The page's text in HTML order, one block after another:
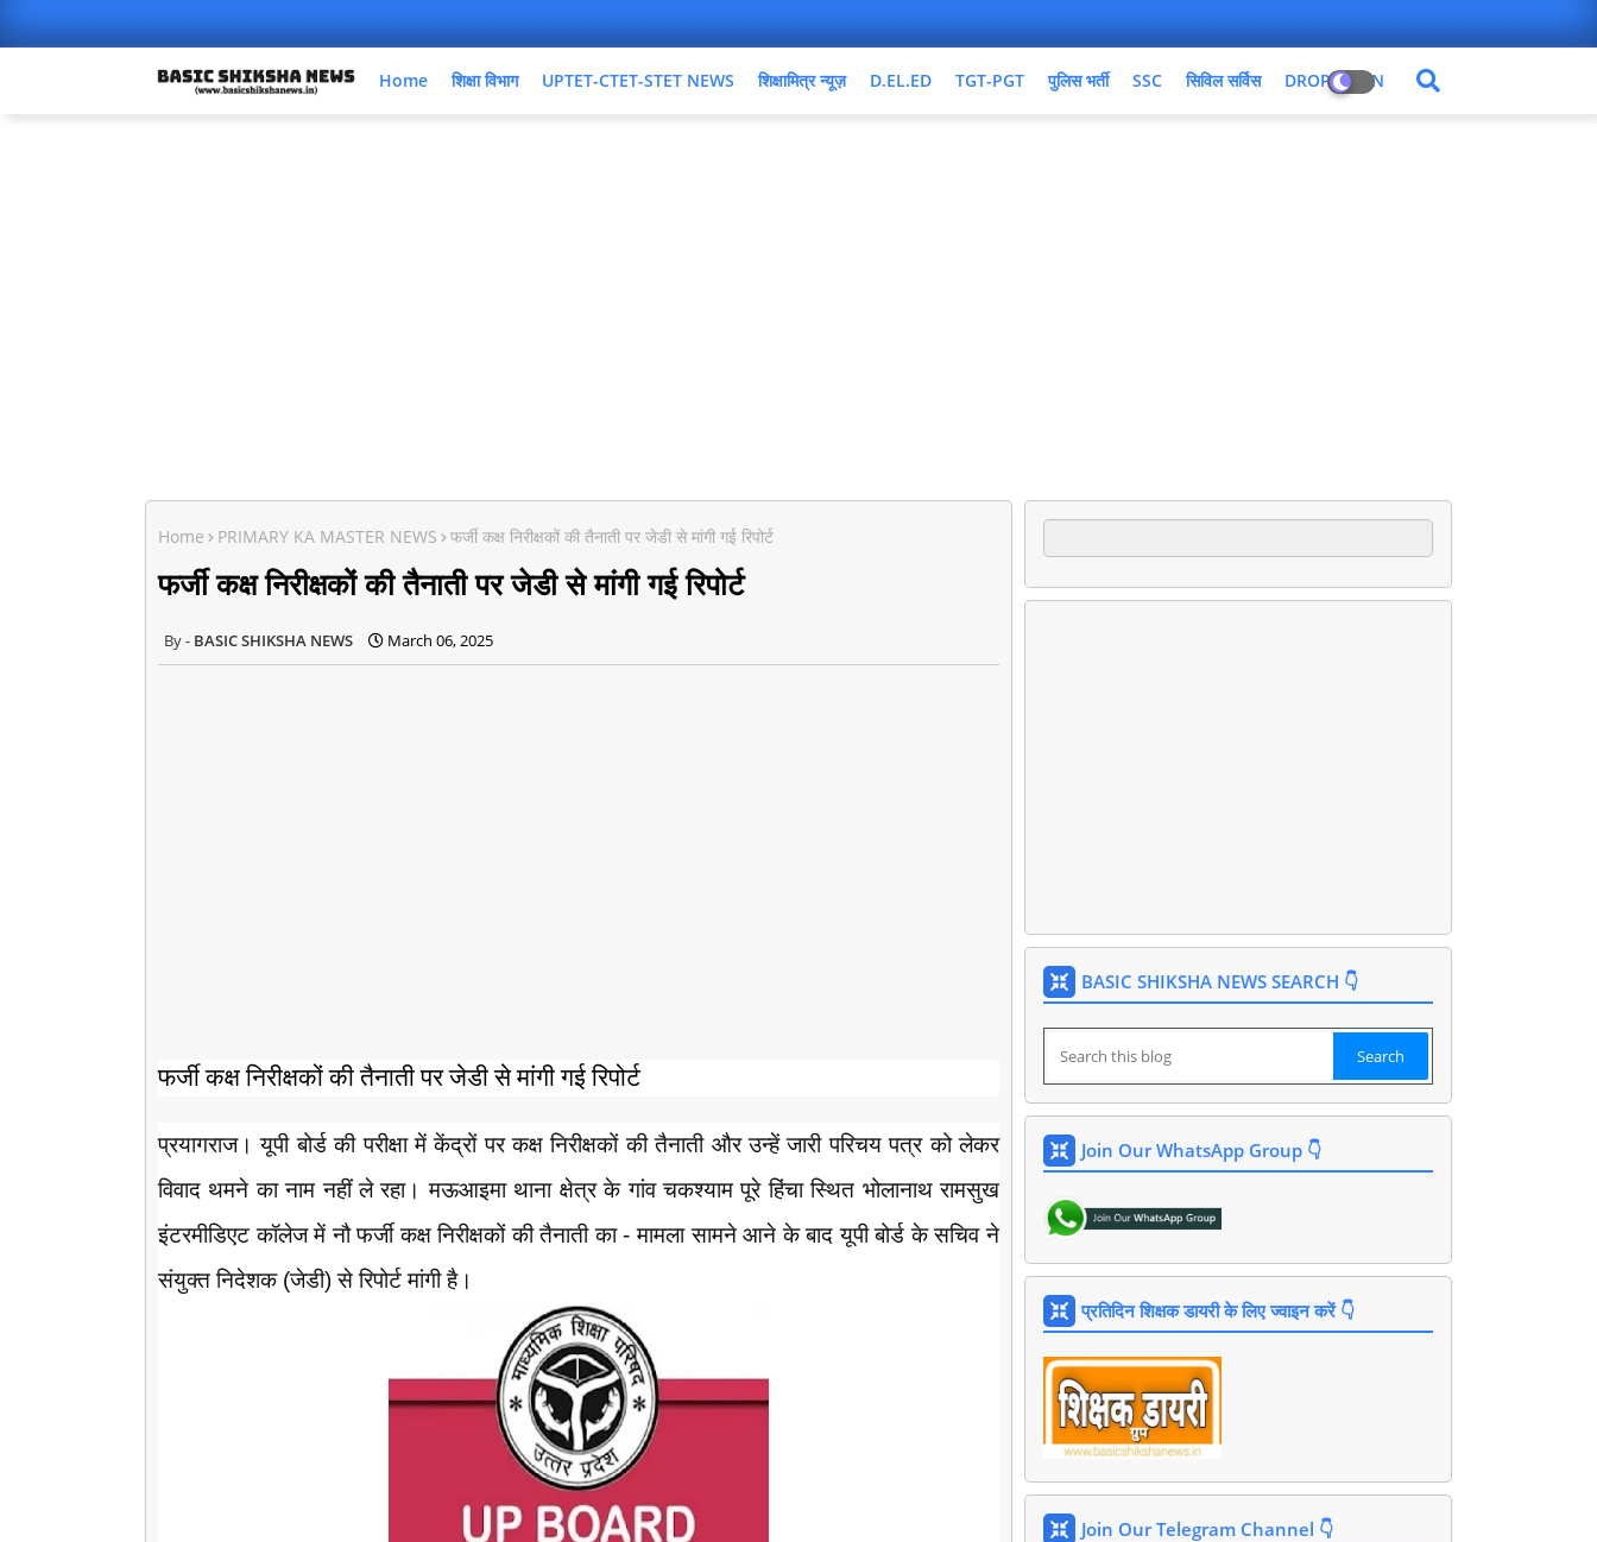
Home शिक्षा विभाग UPTET-CTET-STET NEWS शिक्षामित्र न्यूज़ D.EL.ED TGT-PGT पुलिस भर्ती SSC सिविल सर्विस DROPDOWN
Home PRIMARY KA MASTER NEWS फर्जी कक्ष निरीक्षकों की तैनाती पर जेडी से मांगी गई रिपोर्ट
फर्जी कक्ष निरीक्षकों की तैनाती पर जेडी से मांगी गई रिपोर्ट
BASIC SHIKSHA NEWS March 06, 2025
फर्जी कक्ष निरीक्षकों की तैनाती पर जेडी से मांगी गई रिपोर्ट
प्रयागराज। यूपी बोर्ड की परीक्षा में केंद्रों पर कक्ष निरीक्षकों की तैनाती और उन्हें जारी परिचय पत्र को लेकर
विवाद थमने का नाम नहीं ले रहा। मऊआइमा थाना क्षेत्र के गांव चकश्याम पूरे हिंचा स्थित भोलानाथ रामसुख
इंटरमीडिएट कॉलेज में नौ फर्जी कक्ष निरीक्षकों की तैनाती का - मामला सामने आने के बाद यूपी बोर्ड के सचिव ने
संयुक्त निदेशक (जेडी) से रिपोर्ट मांगी है।
BASIC SHIKSHA NEWS SEARCH 👇
Join Our WhatsApp Group 👇
प्रतिदिन शिक्षक डायरी के लिए ज्वाइन करें 👇
Join Our Telegram Channel 👇